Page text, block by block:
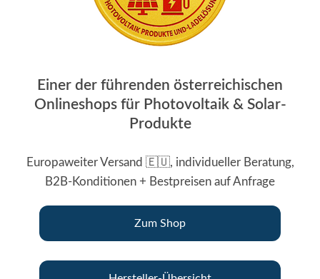
Einer der führenden österreichischen
Onlineshops für Photovoltaik & Solar-
Produkte
Europaweiter Versand 🇪🇺, individueller Beratung,
B2B-Konditionen + Bestpreisen auf Anfrage
Zum Shop